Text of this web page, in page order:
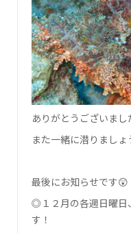
ありがとうございまし
また一緒に潜りましょ
最後にお知らせです😲
◎１２月の各週日曜日
す！